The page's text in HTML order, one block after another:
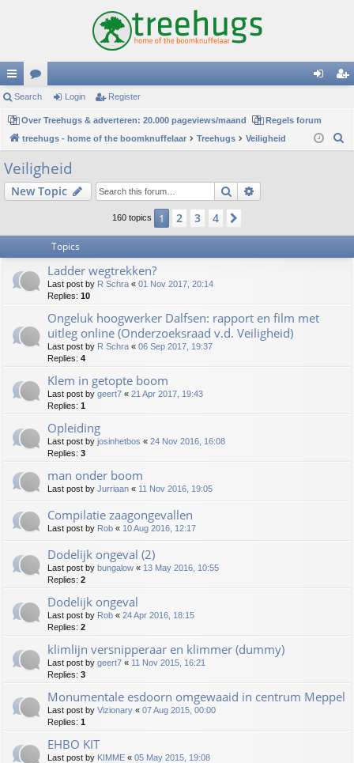
ui
ck
lin
ks
or
u
m
s
in
er
Search Login Register
Over Treehugs & adverteren: 20.000 pageviews/maand
Regels forum
treehugs - home of the boomknuffelaar
Treehugs Veiligheid
Veiligheid
New Topic Search
160 topics 1 2 3 4
Topics
Ladder wegtrekken?
Last post by R Schra « 01 Nov 2017, 20:14
Replies: 10
Ongeluk hoogwerker Dalfsen: rapport en film met
uitleg online (Onderzoeksraad v.d. Veiligheid)
Last post by R Schra « 06 Sep 2017, 19:37
Replies: 4
Klem in getopte boom
Last post by geert7 « 21 Apr 2017, 19:43
Replies: 1
Opleiding
Last post by josinhetbos « 24 Nov 2016, 16:08
Replies: 3
man onder boom
Last post by Jurriaan « 11 Nov 2016, 19:05
Compilatie zaagongevallen
Last post by Rob « 10 Aug 2016, 12:17
Dodelijk ongeval (2)
Last post by bungalow « 13 May 2016, 10:55
Replies: 2
Dodelijk ongeval
Last post by Rob « 24 Apr 2016, 18:15
Replies: 2
klimlijn versnipperaar en klimmer (dummy)
Last post by geert7 « 11 Nov 2015, 16:21
Replies: 3
Monumentale esdoorn omgewaaid in centrum Meppel
Last post by Vizionary « 07 Aug 2015, 00:00
Replies: 1
EHBO KIT
Last post by KIMME « 05 May 2015, 19:08